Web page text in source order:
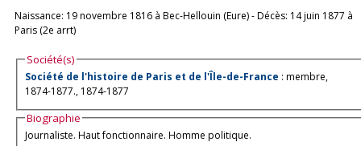
Naissance: 19 novembre 1816 à Bec-Hellouin (Eure) - Décès: 14 juin 1877 à
Paris (2e arrt)
Société(s)
Société de l'histoire de Paris et de l'Île-de-France : membre,
1874-1877., 1874-1877
Biographie
Journaliste. Haut fonctionnaire. Homme politique.